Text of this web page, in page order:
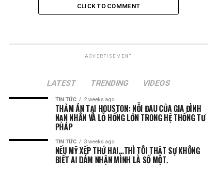
CLICK TO COMMENT
ADVERTISEMENT
LATEST TRENDING VIDEOS
TIN TỨC 2 weeks ago
THẢM ÁN TẠI HOUSTON: NỖI ĐAU CỦA GIA ĐÌNH
NẠN NHÂN VÀ LỖ HỔNG LỚN TRONG HỆ THỐNG TƯ
PHÁP
TIN TỨC 3 weeks ago
NẾU MỸ XẾP THỨ HAI…THÌ TÔI THẬT SỰ KHÔNG
BIẾT AI DÁM NHẬN MÌNH LÀ SỐ MỘT.